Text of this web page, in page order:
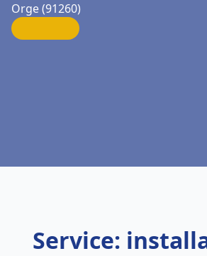
Orge (91260)
Service: